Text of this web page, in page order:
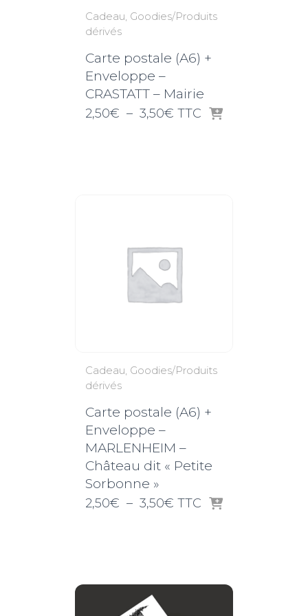
Cadeau Goodies/Produits
dérivés
Carte postale (A6) +
Enveloppe –
CRASTATT – Mairie
2,50€ – 3,50€ Plage
TTC
Cadeau Goodies/Produits
dérivés
Carte postale (A6) +
Enveloppe –
MARLENHEIM –
Château dit « Petite
Sorbonne »
2,50€ – 3,50€ Plage
TTC